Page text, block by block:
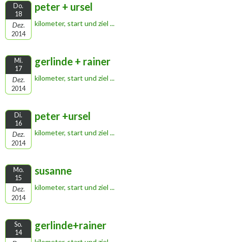
Do.
18
Dez.
2014
peter + ursel
kilometer, start und ziel ...
Mi.
17
Dez.
2014
gerlinde + rainer
kilometer, start und ziel ...
Di.
16
Dez.
2014
peter +ursel
kilometer, start und ziel ...
Mo.
15
Dez.
2014
susanne
kilometer, start und ziel ...
So.
14
gerlinde+rainer